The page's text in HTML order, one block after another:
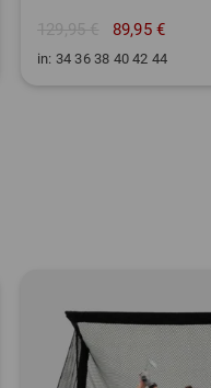
129,95 € 89,95 €
in: 34 36 38 40 42 44